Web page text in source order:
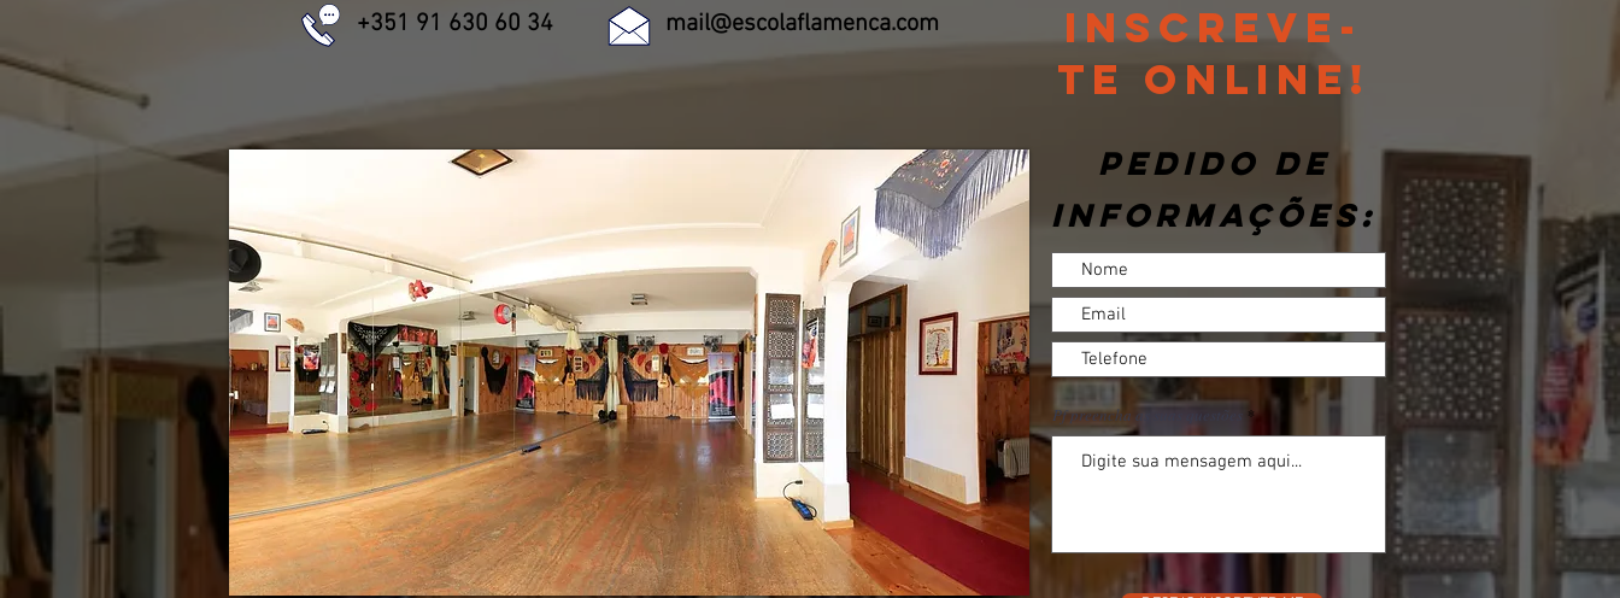
+351 91 630 60 34 mail@escolaflamenca.com
Inscreve-
te online!
Pedido de
Informações:
Pf preencha as suas questões